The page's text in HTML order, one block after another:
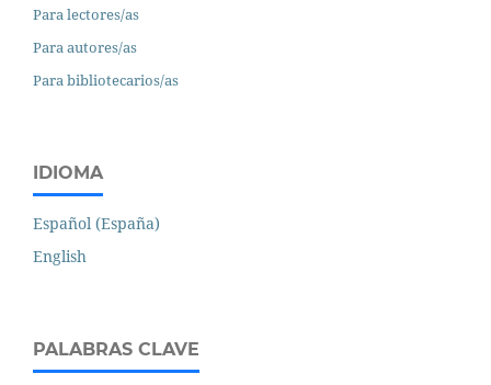
Para lectores/as
Para autores/as
Para bibliotecarios/as
IDIOMA
Español (España)
English
PALABRAS CLAVE